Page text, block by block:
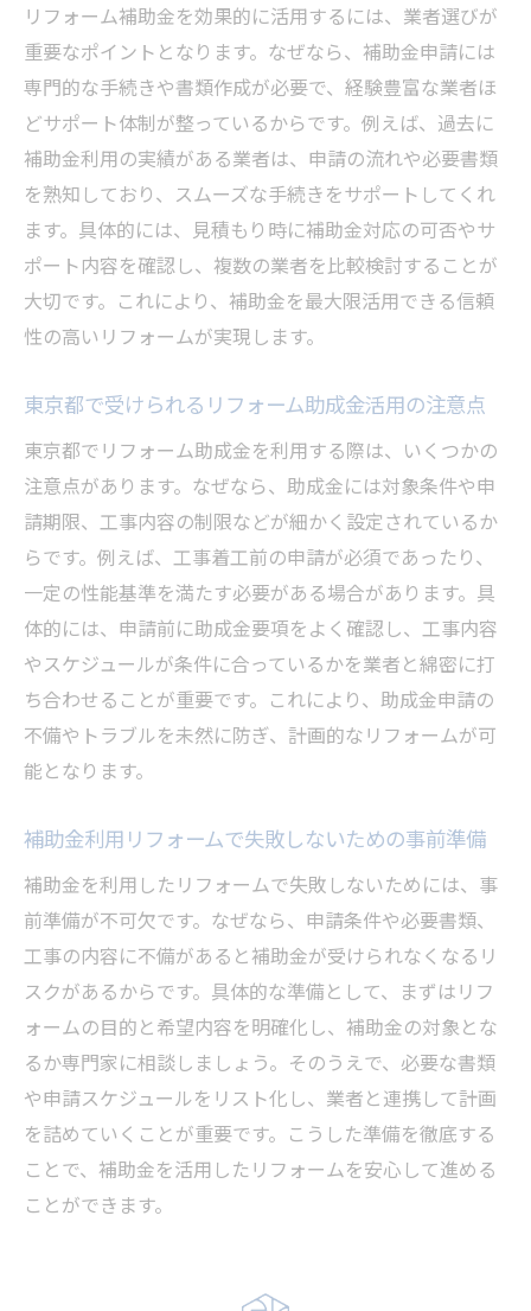
リフォーム補助金を効果的に活用するには、業者選びが
重要なポイントとなります。なぜなら、補助金申請には
専門的な手続きや書類作成が必要で、経験豊富な業者ほ
どサポート体制が整っているからです。例えば、過去に
補助金利用の実績がある業者は、申請の流れや必要書類
を熟知しており、スムーズな手続きをサポートしてくれ
ます。具体的には、見積もり時に補助金対応の可否やサ
ポート内容を確認し、複数の業者を比較検討することが
大切です。これにより、補助金を最大限活用できる信頼
性の高いリフォームが実現します。
東京都で受けられるリフォーム助成金活用の注意点
東京都でリフォーム助成金を利用する際は、いくつかの
注意点があります。なぜなら、助成金には対象条件や申
請期限、工事内容の制限などが細かく設定されているか
らです。例えば、工事着工前の申請が必須であったり、
一定の性能基準を満たす必要がある場合があります。具
体的には、申請前に助成金要項をよく確認し、工事内容
やスケジュールが条件に合っているかを業者と綿密に打
ち合わせることが重要です。これにより、助成金申請の
不備やトラブルを未然に防ぎ、計画的なリフォームが可
能となります。
補助金利用リフォームで失敗しないための事前準備
補助金を利用したリフォームで失敗しないためには、事
前準備が不可欠です。なぜなら、申請条件や必要書類、
工事の内容に不備があると補助金が受けられなくなるリ
スクがあるからです。具体的な準備として、まずはリフ
ォームの目的と希望内容を明確化し、補助金の対象とな
るか専門家に相談しましょう。そのうえで、必要な書類
や申請スケジュールをリスト化し、業者と連携して計画
を詰めていくことが重要です。こうした準備を徹底する
ことで、補助金を活用したリフォームを安心して進める
ことができます。